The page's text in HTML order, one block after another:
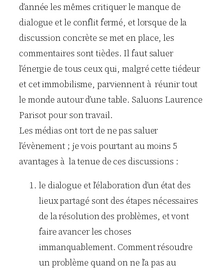
d’année les mêmes critiquer le manque de
dialogue et le conflit fermé, et lorsque de la
discussion concrète se met en place, les
commentaires sont tièdes. Il faut saluer
l’énergie de tous ceux qui, malgré cette tiédeur
et cet immobilisme, parviennent à réunir tout
le monde autour d’une table. Saluons Laurence
Parisot pour son travail.
Les médias ont tort de ne pas saluer
l’évènement ; je vois pourtant au moins 5
avantages à la tenue de ces discussions :
le dialogue et l’élaboration d’un état des
lieux partagé sont des étapes nécessaires
de la résolution des problèmes, et vont
faire avancer les choses
immanquablement. Comment résoudre
un problème quand on ne l’a pas au